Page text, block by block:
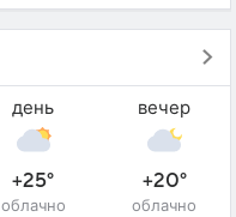
день
+25°
облачно
вечер
+20°
облачно